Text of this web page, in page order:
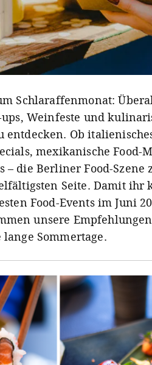
Schlaraffenmonat:
Weinfeste und
entdecken. Ob
mexikanische Food-
– die Berliner Food-Szene
Seite. Damit ihr
Food-Events im Juni
unsere
Sommertage.